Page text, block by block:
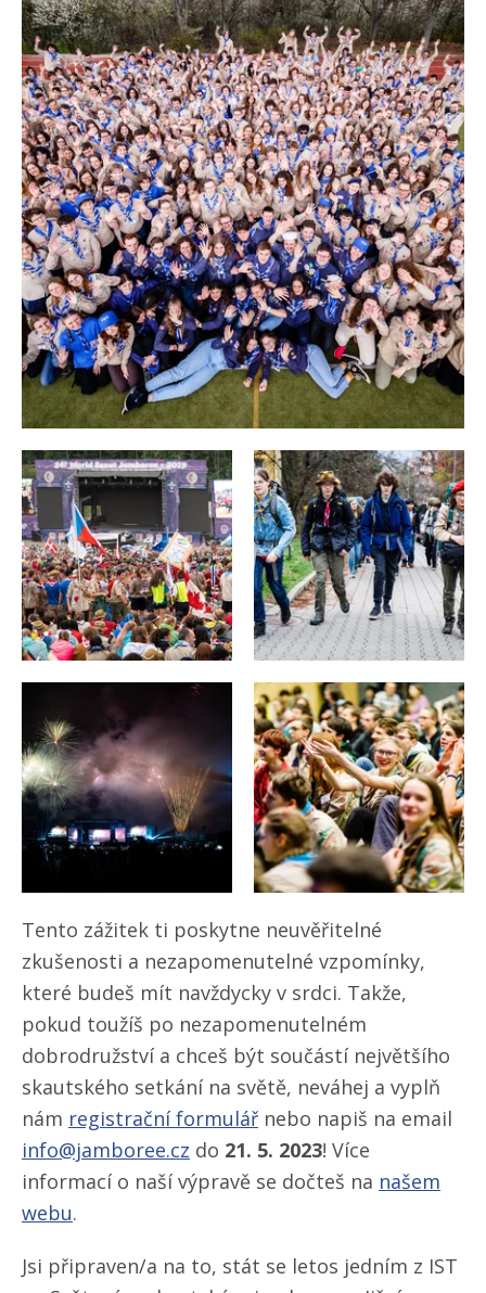
Tento zážitek ti poskytne neuvěřitelné
zkušenosti a nezapomenutelné vzpomínky,
které budeš mít navždycky v srdci. Takže,
pokud toužíš po nezapomenutelném
dobrodružství a chceš být součástí největšího
skautského setkání na světě, neváhej a vyplň
nám registrační formulář nebo napiš na email
info@jamboree.cz do 21. 5. 2023! Více
informací o naší výpravě se dočteš na našem
webu.
Jsi připraven/​a na to, stát se letos jedním z IST